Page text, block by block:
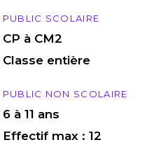
PUBLIC SCOLAIRE
CP à CM2
Classe entière
PUBLIC NON SCOLAIRE
6 à 11 ans
Effectif max : 12